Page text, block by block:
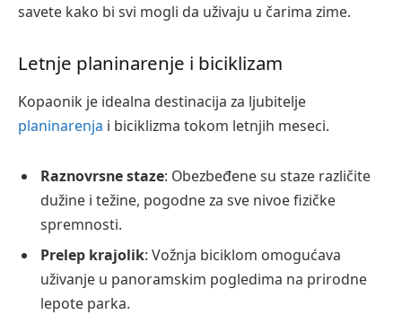
savete kako bi svi mogli da uživaju u čarima zime.
Letnje planinarenje i biciklizam
Kopaonik je idealna destinacija za ljubitelje
planinarenja i biciklizma tokom letnjih meseci.
Raznovrsne staze: Obezbeđene su staze različite
dužine i težine, pogodne za sve nivoe fizičke
spremnosti.
Prelep krajolik: Vožnja biciklom omogućava
uživanje u panoramskim pogledima na prirodne
lepote parka.